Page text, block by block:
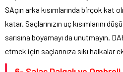
SAçın arka kısımlarında birçok kat
katar. Saçlarınızın uç kısımlarını
sarısına boyamayı da unutmayın.
etmek için saçlarınıza sıkı halkalar